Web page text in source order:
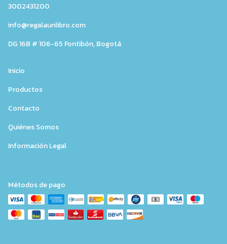
3002431200
info@regalaunlibro.com
DG 16B # 106-65 Fontibón, Bogotá
Inicio
Productos
Contacto
Quiénes Somos
Información Legal
Métodos de pago